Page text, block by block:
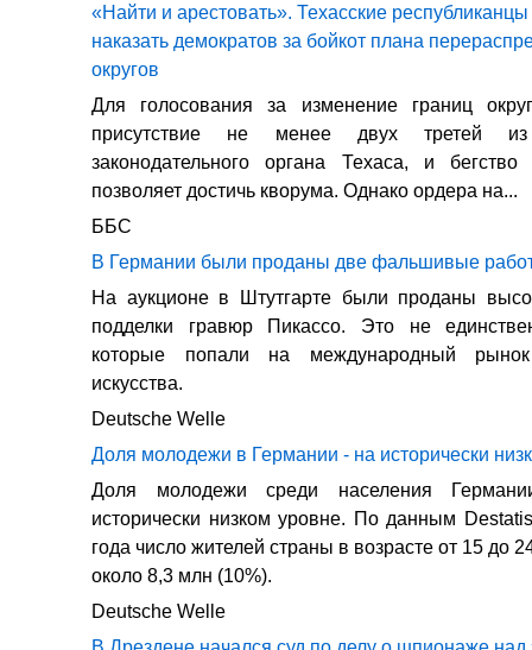
«Найти и арестовать». Техасские
наказать демократов за бойкот плана
округов
Для голосования за изменение границ
присутствие не менее двух третей
законодательного органа Техаса, и
позволяет достичь кворума. Однако ордера на...
ББС
В Германии были проданы две фальшивые
На аукционе в Штутгарте были проданы
подделки гравюр Пикассо. Это не
которые попали на международный рынок
искусства.
Deutsche Welle
Доля молодежи в Германии - на исторически
Доля молодежи среди населения
исторически низком уровне. По данным
года число жителей страны в возрасте от 15 до
около 8,3 млн (10%).
Deutsche Welle